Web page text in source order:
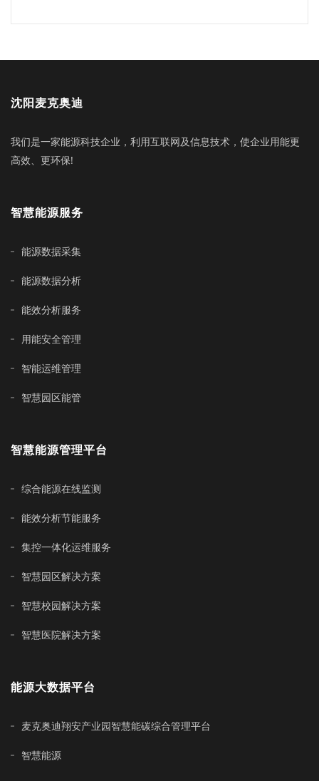
沈阳麦克奥迪
我们是一家能源科技企业，利用互联网及信息技术，使企业用能更
高效、更环保!
智慧能源服务
能源数据采集
能源数据分析
能效分析服务
用能安全管理
智能运维管理
智慧园区能管
智慧能源管理平台
综合能源在线监测
能效分析节能服务
集控一体化运维服务
智慧园区解决方案
智慧校园解决方案
智慧医院解决方案
能源大数据平台
麦克奥迪翔安产业园智慧能碳综合管理平台
智慧能源